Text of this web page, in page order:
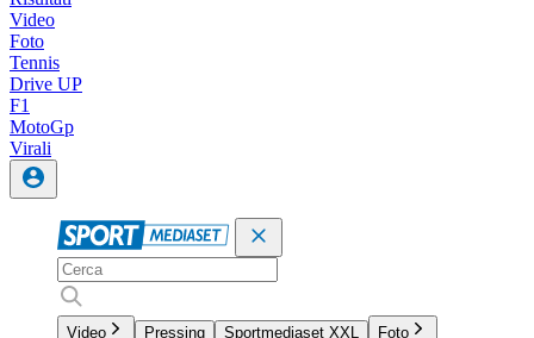
Video
Foto
Tennis
Drive UP
F1
MotoGp
Virali
Video Pressing Sportmediaset XXL
Foto